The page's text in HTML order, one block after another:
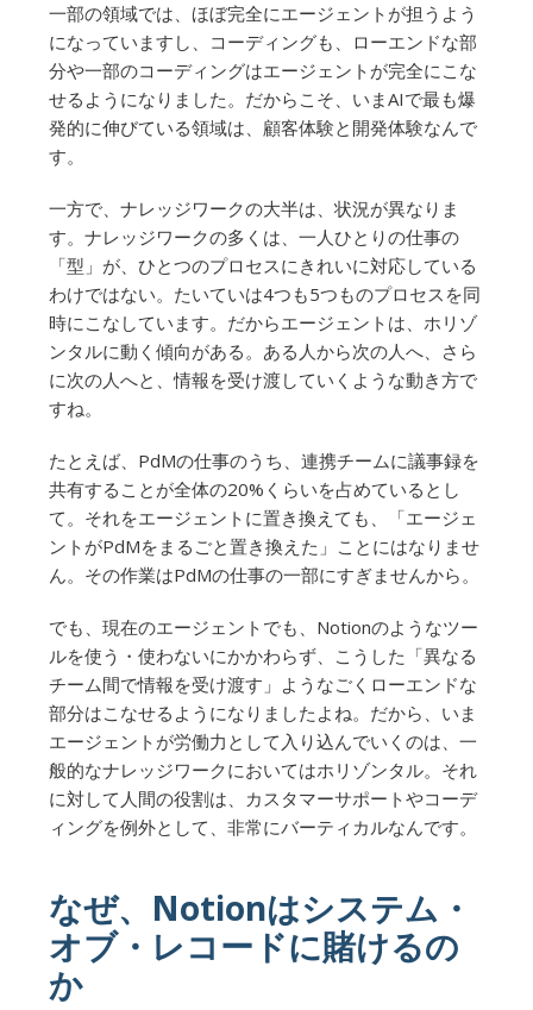
一部の領域では、ほぼ完全にエージェントが担うよう
になっていますし、コーディングも、ローエンドな部
分や一部のコーディングはエージェントが完全にこな
せるようになりました。だからこそ、いまAIで最も爆
発的に伸びている領域は、顧客体験と開発体験なんで
す。
一方で、ナレッジワークの大半は、状況が異なりま
す。ナレッジワークの多くは、一人ひとりの仕事の
「型」が、ひとつのプロセスにきれいに対応している
わけではない。たいていは4つも5つものプロセスを同
時にこなしています。だからエージェントは、ホリゾ
ンタルに動く傾向がある。ある人から次の人へ、さら
に次の人へと、情報を受け渡していくような動き方で
すね。
たとえば、PdMの仕事のうち、連携チームに議事録を
共有することが全体の20%くらいを占めているとし
て。それをエージェントに置き換えても、「エージェ
ントがPdMをまるごと置き換えた」ことにはなりませ
ん。その作業はPdMの仕事の一部にすぎませんから。
でも、現在のエージェントでも、Notionのようなツー
ルを使う・使わないにかかわらず、こうした「異なる
チーム間で情報を受け渡す」ようなごくローエンドな
部分はこなせるようになりましたよね。だから、いま
エージェントが労働力として入り込んでいくのは、一
般的なナレッジワークにおいてはホリゾンタル。それ
に対して人間の役割は、カスタマーサポートやコーデ
ィングを例外として、非常にバーティカルなんです。
なぜ、Notionはシステム・
オブ・レコードに賭けるの
か